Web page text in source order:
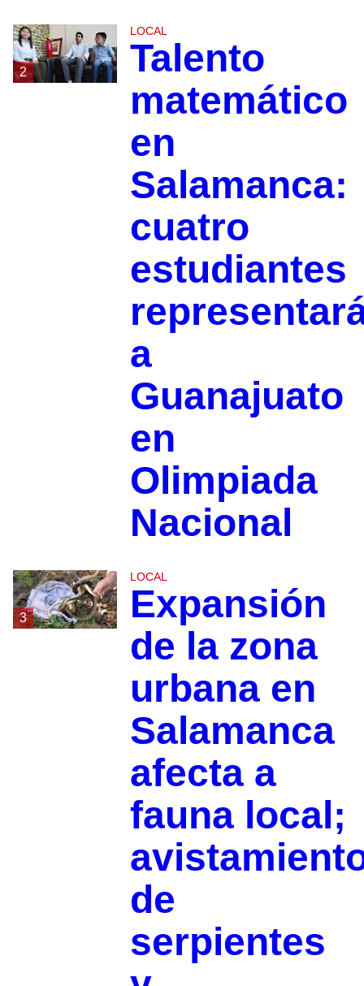
2
LOCAL
Talento
matemático
en
Salamanca:
cuatro
estudiantes
a
Guanajuato
en
Olimpiada
Nacional
3
LOCAL
Expansión
de la zona
urbana en
Salamanca
afecta a
fauna local;
de
serpientes